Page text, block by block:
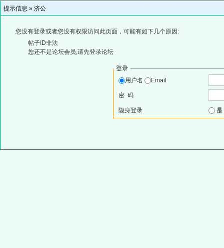
提示信息 » 济公
您没有登录或者您没有权限访问此页面，可能有如下几个原因:
帖子ID非法
您还不是论坛会员,请先登录论坛
登录
用户名
Email
密 码
隐身登录